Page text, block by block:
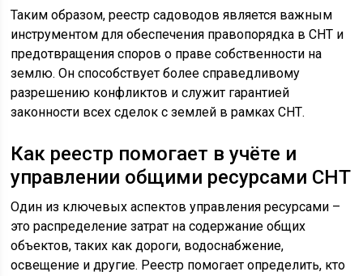
Таким образом, реестр садоводов является важным
инструментом для обеспечения правопорядка в СНТ и
предотвращения споров о праве собственности на
землю. Он способствует более справедливому
разрешению конфликтов и служит гарантией
законности всех сделок с землей в рамках СНТ.
Как реестр помогает в учёте и
управлении общими ресурсами СНТ
Один из ключевых аспектов управления ресурсами –
это распределение затрат на содержание общих
объектов, таких как дороги, водоснабжение,
освещение и другие. Реестр помогает определить, кто